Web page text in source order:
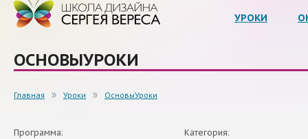
УРОКИ
ОСНОВЫУРОКИ
Главная Уроки ОсновыУроки
Программа: Категория: